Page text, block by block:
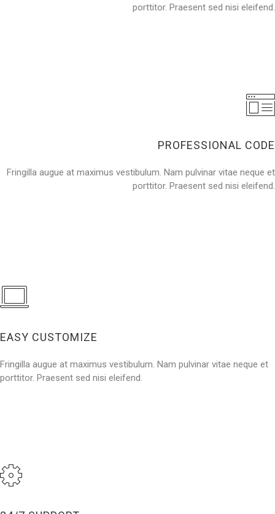
porttitor. Praesent sed nisi eleifend.
PROFESSIONAL CODE
Fringilla augue at maximus vestibulum. Nam pulvinar vitae neque et
porttitor. Praesent sed nisi eleifend.
EASY CUSTOMIZE
Fringilla augue at maximus vestibulum. Nam pulvinar vitae neque et
porttitor. Praesent sed nisi eleifend.